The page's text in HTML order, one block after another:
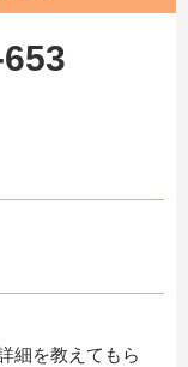
細を教えてもら